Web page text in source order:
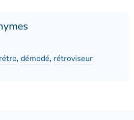
rétro, démodé, rétroviseur